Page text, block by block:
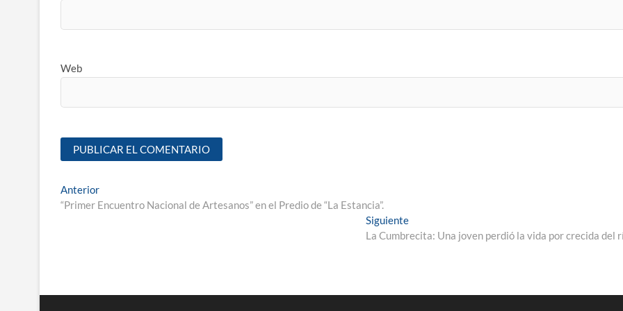
Web
Anterior
“Primer Encuentro Nacional de Artesanos” en el Predio de “La Estancia”.
Siguiente
La Cumbrecita: Una joven perdió la vida por crecida del